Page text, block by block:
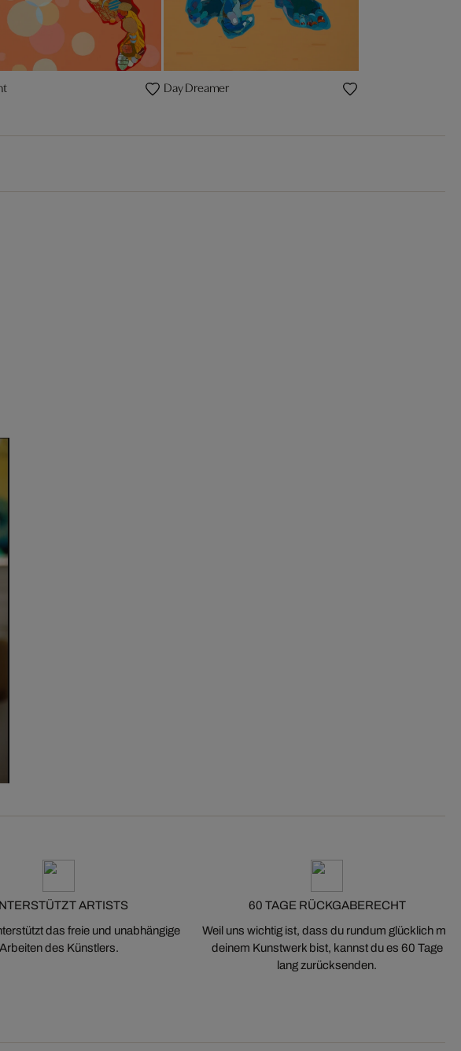
Day Dreamer
ARTISTS
das freie und unabhängige
Arbeiten des Künstlers.
60 TAGE RÜCKGABERECHT
Weil uns wichtig ist, dass du rundum glücklich mit
deinem Kunstwerk bist, kannst du es 60 Tage
lang zurücksenden.